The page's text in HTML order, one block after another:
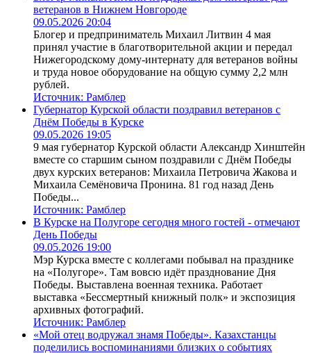
ветеранов в Нижнем Новгороде
09.05.2026 20:04
Блогер и предприниматель Михаил Литвин 4 мая
принял участие в благотворительной акции и передал
Нижегородскому дому-интернату для ветеранов войны
и труда новое оборудование на общую сумму 2,2 млн
рублей.
Источник: Рамблер
Губернатор Курской области поздравил ветеранов с
Днём Победы в Курске
09.05.2026 19:05
9 мая губернатор Курской области Александр Хинштейн
вместе со старшим сыном поздравили с Днём Победы
двух курских ветеранов: Михаила Петровича Жакова и
Михаила Семёновича Пронина. 81 год назад День
Победы...
Источник: Рамблер
В Курске на Полугоре сегодня много гостей - отмечают
День Победы
09.05.2026 19:00
Мэр Курска вместе с коллегами побывал на празднике
на «Полугоре». Там вовсю идёт празднование Дня
Победы. Выставлена военная техника. Работает
выставка «Бессмертный книжный полк» и экспозиция
архивных фотографий.
Источник: Рамблер
«Мой отец водружал знамя Победы». Казахстанцы
поделились воспоминаниями близких о событиях